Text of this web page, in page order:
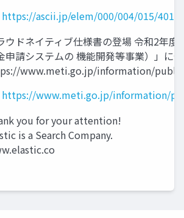
https://ascii.jp/elem/000/004/015/
ウドネイティブ仕様書の登場 令和2年
申請システムの 機能開発等事業）」に
www.meti.go.jp/information/
https://www.meti.go.jp/information/
you for your attention!
is a Search Company.